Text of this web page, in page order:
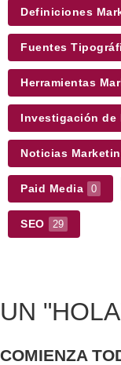
Definiciones
Fuentes
Herramientas
Investigación de
Noticias
Paid Media 0
SEO 29
UN
COMIENZA